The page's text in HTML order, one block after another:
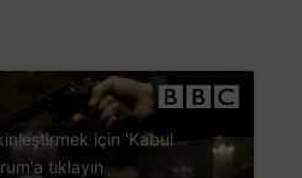
için 'Kabul
tıklayın